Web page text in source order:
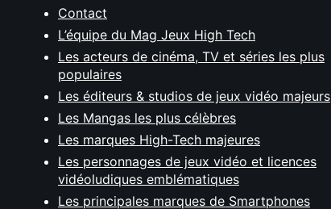
Contact
L’équipe du Mag Jeux High Tech
Les acteurs de cinéma, TV et séries les plus
populaires
Les éditeurs & studios de jeux vidéo majeurs
Les Mangas les plus célèbres
Les marques High-Tech majeures
Les personnages de jeux vidéo et licences
vidéoludiques emblématiques
Les principales marques de Smartphones